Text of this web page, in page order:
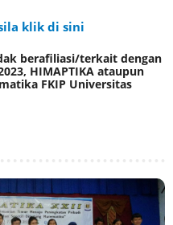
klik di sini
berafiliasi/terkait dengan
HIMAPTIKA ataupun
FKIP Universitas